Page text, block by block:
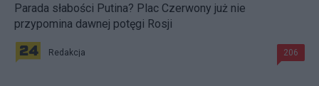
Parada słabości Putina? Plac Czerwony już nie
przypomina dawnej potęgi Rosji
Redakcja 206